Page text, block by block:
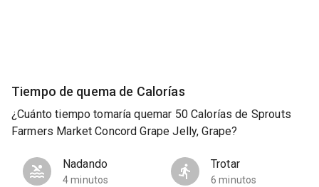
Tiempo de quema de Calorías
¿Cuánto tiempo tomaría quemar 50 Calorías de Sprouts
Farmers Market Concord Grape Jelly, Grape?
Nadando
4 minutos
Trotar
6 minutos